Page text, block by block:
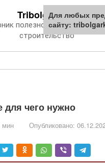
Tribolgarki.ru
полезной информации
строительство
для чего нужно
мин Опубликовано:
Для любых
сайту: